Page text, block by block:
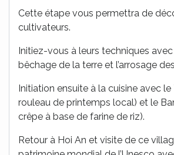
Cette étape vous permettra de
cultivateurs.
Initiez-vous à leurs techniques
bêchage de la terre et l’arrosage
Initiation ensuite à la cuisine avec le
rouleau de printemps local) et le
crêpe à base de farine de riz).
Retour à Hoi An et visite de ce